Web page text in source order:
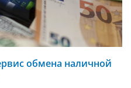
обмена наличной